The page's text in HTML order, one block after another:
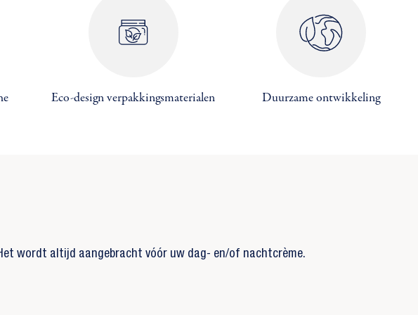
Eco-design verpakkingsmaterialen Duurzame ontwikkeling
wordt altijd aangebracht vóór uw dag- en/of nachtcrème.